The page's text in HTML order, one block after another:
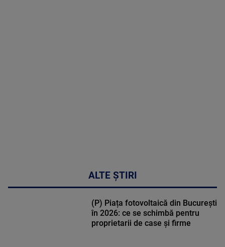
ALTE ȘTIRI
(P) Piața fotovoltaică din București
în 2026: ce se schimbă pentru
proprietarii de case și firme